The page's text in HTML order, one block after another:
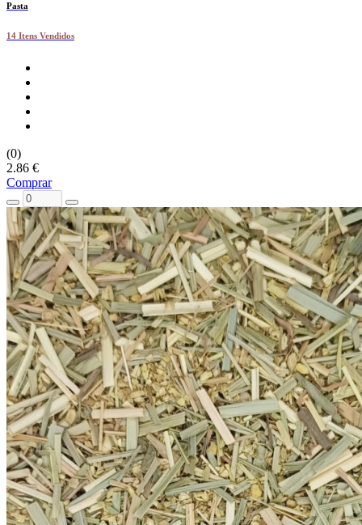
Pasta
14 Itens Vendidos
(0)
2.86 €
Comprar